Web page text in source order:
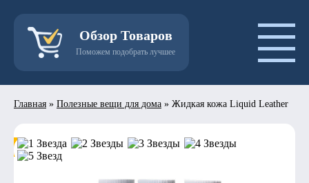
Обзор Товаров
Поможем подобрать лучшее
Главная » Полезные вещи для дома » Жидкая кожа Liquid Leather
- 50%